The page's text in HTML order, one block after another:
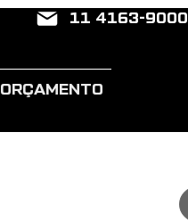
11 4163-9000
ORÇAMENTO